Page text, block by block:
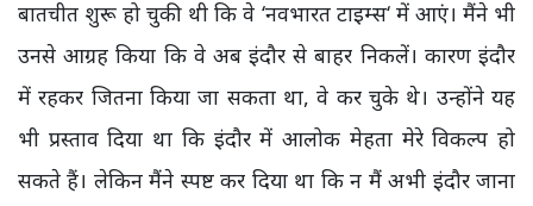
बातचीत शुरू हो चुकी थी कि वे ‘नवभारत टाइम्स‘ में आएं। मैंने भी
उनसे आग्रह किया कि वे अब इंदौर से बाहर निकलें। कारण इंदौर
में रहकर जितना किया जा सकता था, वे कर चुके थे। उन्होंने यह
भी प्रस्ताव दिया था कि इंदौर में आलोक मेहता मेरे विकल्प हो
सकते हैं। लेकिन मैंने स्पष्ट कर दिया था कि न मैं अभी इंदौर जाना